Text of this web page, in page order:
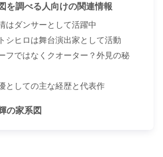
を調べる人向けの関連情報
はダンサーとして活躍中
シヒロは舞台演出家として活動
フではなくクオーター？外見の秘
としての主な経歴と代表作
の家系図